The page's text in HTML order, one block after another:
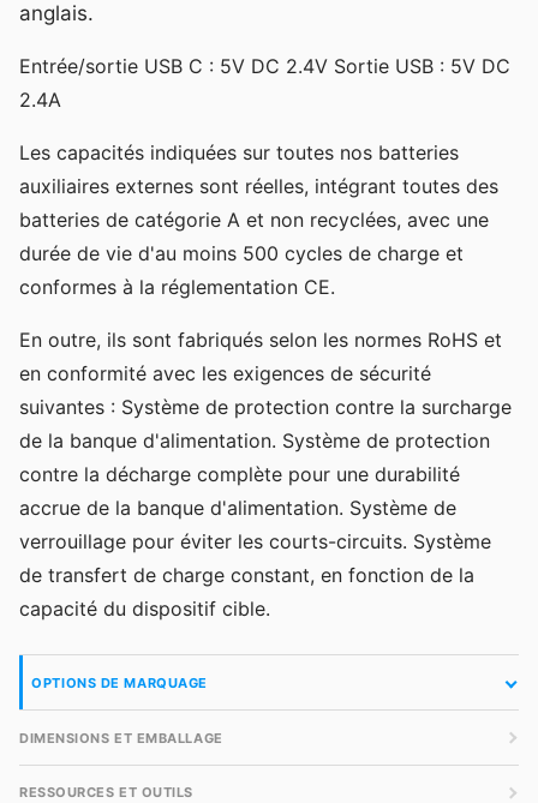
anglais.
Entrée/sortie USB C : 5V DC 2.4V Sortie USB : 5V DC
2.4A
Les capacités indiquées sur toutes nos batteries
auxiliaires externes sont réelles, intégrant toutes des
batteries de catégorie A et non recyclées, avec une
durée de vie d'au moins 500 cycles de charge et
conformes à la réglementation CE.
En outre, ils sont fabriqués selon les normes RoHS et
en conformité avec les exigences de sécurité
suivantes : Système de protection contre la surcharge
de la banque d'alimentation. Système de protection
contre la décharge complète pour une durabilité
accrue de la banque d'alimentation. Système de
verrouillage pour éviter les courts-circuits. Système
de transfert de charge constant, en fonction de la
capacité du dispositif cible.
OPTIONS DE MARQUAGE
DIMENSIONS ET EMBALLAGE
RESSOURCES ET OUTILS